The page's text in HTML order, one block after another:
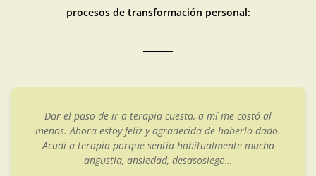
procesos de transformación personal:
Dar el paso de ir a terapia cuesta, a mí me costó al
menos. Ahora estoy feliz y agradecida de haberlo dado.
Acudí a terapia porque sentía habitualmente mucha
angustia, ansiedad, desasosiego…